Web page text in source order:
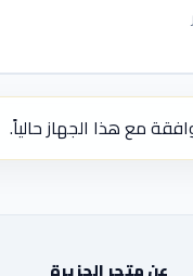
مع هذا الجهاز حالياً.
عن متجر الجزيرة